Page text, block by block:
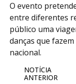
O evento
entre diferentes
público uma
danças que
nacional.
NOTÍCIA
ANTERIOR